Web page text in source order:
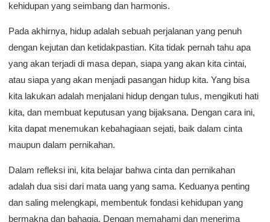
kehidupan yang seimbang dan harmonis.
Pada akhirnya, hidup adalah sebuah perjalanan yang penuh
dengan kejutan dan ketidakpastian. Kita tidak pernah tahu apa
yang akan terjadi di masa depan, siapa yang akan kita cintai,
atau siapa yang akan menjadi pasangan hidup kita. Yang bisa
kita lakukan adalah menjalani hidup dengan tulus, mengikuti hati
kita, dan membuat keputusan yang bijaksana. Dengan cara ini,
kita dapat menemukan kebahagiaan sejati, baik dalam cinta
maupun dalam pernikahan.
Dalam refleksi ini, kita belajar bahwa cinta dan pernikahan
adalah dua sisi dari mata uang yang sama. Keduanya penting
dan saling melengkapi, membentuk fondasi kehidupan yang
bermakna dan bahagia. Dengan memahami dan menerima